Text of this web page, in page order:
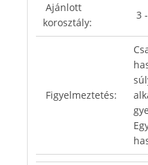
Ajánlott
korosztály:
3
Figyelmeztetés: